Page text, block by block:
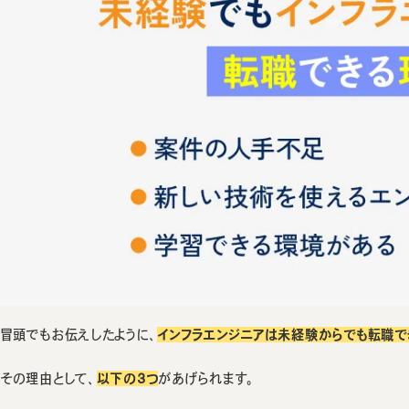
冒頭でもお伝えしたように、 インフラエンジニアは未経験からでも転職で
その理由として、 以下の3つがあげられます。